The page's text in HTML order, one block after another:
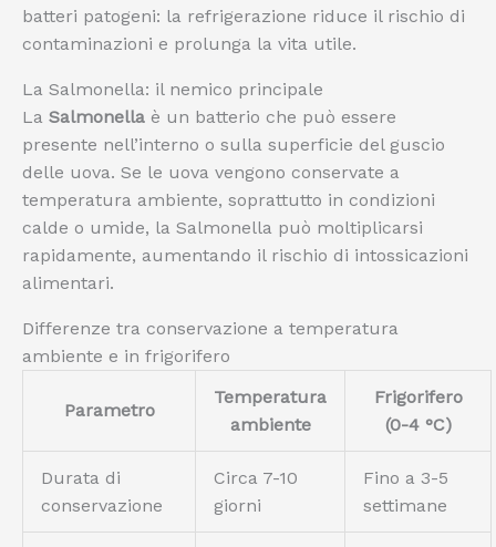
batteri patogeni: la refrigerazione riduce il rischio di
contaminazioni e prolunga la vita utile.
La Salmonella: il nemico principale
La Salmonella è un batterio che può essere
presente nell’interno o sulla superficie del guscio
delle uova. Se le uova vengono conservate a
temperatura ambiente, soprattutto in condizioni
calde o umide, la Salmonella può moltiplicarsi
rapidamente, aumentando il rischio di intossicazioni
alimentari.
Differenze tra conservazione a temperatura
ambiente e in frigorifero
Parametro
Temperatura
ambiente
Frigorifero
(0-4 °C)
Durata di
conservazione
Circa 7-10
giorni
Fino a 3-5
settimane